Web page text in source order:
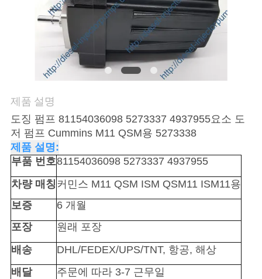
용
을
요
청
하
십
시
오
제품 설명
도징 펌프 81154036098 5273337 4937955요소 도
저 펌프 Cummins M11 QSM용 5273338
제품 설명:
부품 번호81154036098 5273337 4937955
차량 매칭 커민스 M11 QSM ISM QSM11 ISM11용
보증
6 개월
포장
원래 포장
배송
DHL/FEDEX/UPS/TNT, 항공, 해상
배달
주문에 따라 3-7 근무일